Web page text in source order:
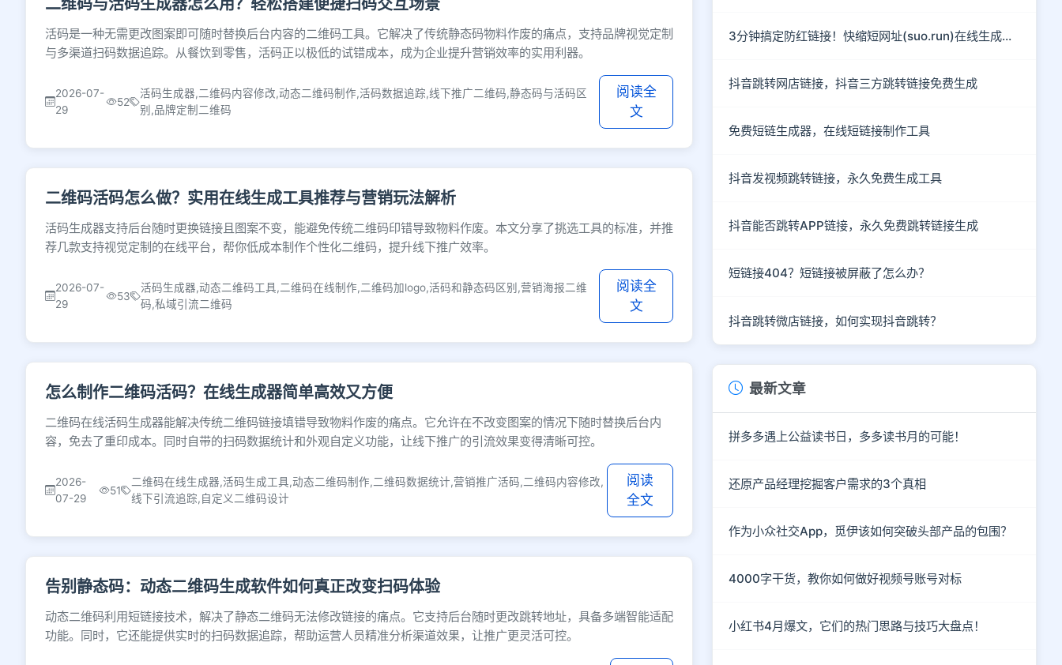
二维码与活码生成器怎么用？轻松搭建便捷扫码交互场景
活码是一种无需更改图案即可随时替换后台内容的二维码工具。它解决了传统静态码物料作废的痛点，支持品牌视觉定制
与多渠道扫码数据追踪。从餐饮到零售，活码正以极低的试错成本，成为企业提升营销效率的实用利器。
2026-07-
29
52
活码生成器,二维码内容修改,动态二维码制作,活码数据追踪,线下推广二维码,静态码与活码区
别,品牌定制二维码
阅读全
文
二维码活码怎么做？实用在线生成工具推荐与营销玩法解析
活码生成器支持后台随时更换链接且图案不变，能避免传统二维码印错导致物料作废。本文分享了挑选工具的标准，并推
荐几款支持视觉定制的在线平台，帮你低成本制作个性化二维码，提升线下推广效率。
2026-07-
29
53
活码生成器,动态二维码工具,二维码在线制作,二维码加logo,活码和静态码区别,营销海报二维
码,私域引流二维码
阅读全
文
怎么制作二维码活码？在线生成器简单高效又方便
二维码在线活码生成器能解决传统二维码链接填错导致物料作废的痛点。它允许在不改变图案的情况下随时替换后台内
容，免去了重印成本。同时自带的扫码数据统计和外观自定义功能，让线下推广的引流效果变得清晰可控。
2026-
07-29
51
二维码在线生成器,活码生成工具,动态二维码制作,二维码数据统计,营销推广活码,二维码内容修改,
线下引流追踪,自定义二维码设计
阅读
全文
告别静态码：动态二维码生成软件如何真正改变扫码体验
动态二维码利用短链接技术，解决了静态二维码无法修改链接的痛点。它支持后台随时更改跳转地址，具备多端智能适配
功能。同时，它还能提供实时的扫码数据追踪，帮助运营人员精准分析渠道效果，让推广更灵活可控。
3分钟搞定防红链接！快缩短网址(suo.run)在线生成指南
抖音跳转网店链接，抖音三方跳转链接免费生成
免费短链生成器，在线短链接制作工具
抖音发视频跳转链接，永久免费生成工具
抖音能否跳转APP链接，永久免费跳转链接生成
短链接404？短链接被屏蔽了怎么办？
抖音跳转微店链接，如何实现抖音跳转？
最新文章
拼多多遇上公益读书日，多多读书月的可能！
还原产品经理挖掘客户需求的3个真相
作为小众社交App，觅伊该如何突破头部产品的包围？
4000字干货，教你如何做好视频号账号对标
小红书4月爆文，它们的热门思路与技巧大盘点！